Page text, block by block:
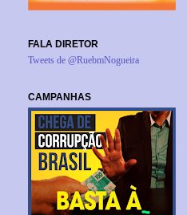
FALA DIRETOR
Tweets de @RuebmNogueira
CAMPANHAS